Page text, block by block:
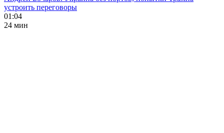
устроить переговоры
01:04
24 мин